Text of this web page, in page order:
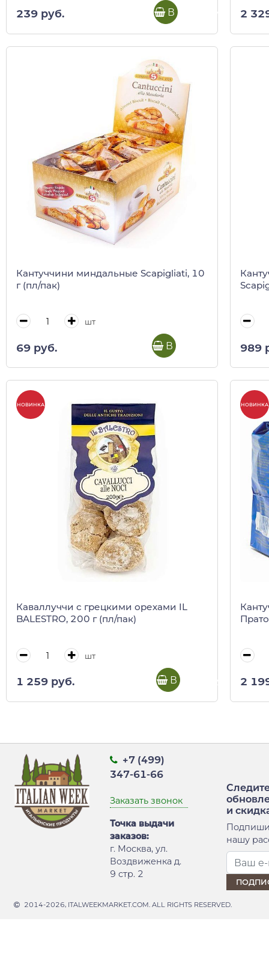
239 руб. В корзину 2
Кантуччини миндальные Scapigliati, 10
г (пл/пак)
шт
69 руб. В корзину 989
НОВИНКА
Каваллуччи с грецкими орехами IL
BALESTRO, 200 г (пл/пак)
шт
1 259 руб. В корзину
НОВИНКА
2
+7 (499)
347-61-66
Заказать звонок
Точка выдачи
заказов:
г. Москва, ул.
Воздвиженка д.
9 стр. 2
и
нашу
2014-2026, ITALWEEKMARKET.COM. ALL RIGHTS RESERVED.